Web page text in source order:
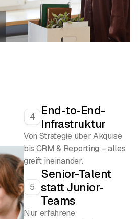
4
End-to-End-
Infrastruktur
Von Strategie über Akquise
bis CRM & Reporting – alles
greift ineinander.
5
Senior-Talent
statt Junior-
Teams
Nur erfahrene